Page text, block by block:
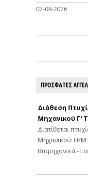
07-08-2026
ΠΡΟΣΦΑΤΕΣ
Διάθεση
Μηχανικού Γ'
Διατίθεται
Μηχανικού: Η/Μ
Βιομηχανικά -